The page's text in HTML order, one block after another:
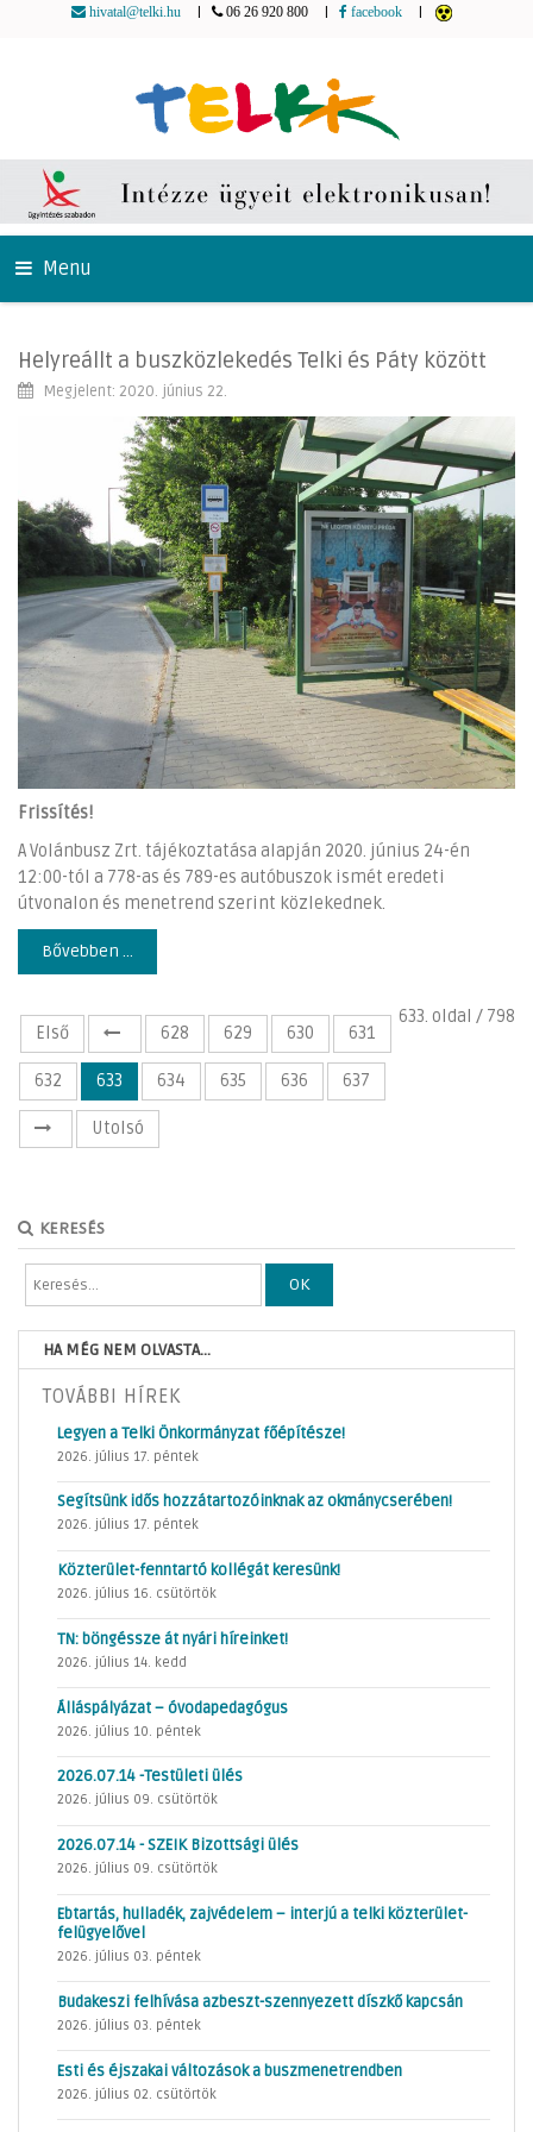
hivatal@telki.hu 06 26 920 800 facebook
Menu
Helyreállt a buszközlekedés Telki és Páty között
Megjelent: 2020. június 22.
Frissítés!
A Volánbusz Zrt. tájékoztatása alapján 2020. június 24-én
12:00-tól a 778-as és 789-es autóbuszok ismét eredeti
útvonalon és menetrend szerint közlekednek.
Bővebben ...
633. oldal / 798
Első
628 629 630 631
632 633 634 635 636 637
Utolsó
KERESÉS
OK
HA MÉG NEM OLVASTA...
TOVÁBBI HÍREK
Legyen a Telki Önkormányzat főépítésze!
2026. július 17. péntek
Segítsünk idős hozzátartozóinknak az okmánycserében!
2026. július 17. péntek
Közterület-fenntartó kollégát keresünk!
2026. július 16. csütörtök
TN: böngéssze át nyári híreinket!
2026. július 14. kedd
Álláspályázat – óvodapedagógus
2026. július 10. péntek
2026.07.14 -Testületi ülés
2026. július 09. csütörtök
2026.07.14 - SZEIK Bizottsági ülés
2026. július 09. csütörtök
Ebtartás, hulladék, zajvédelem – interjú a telki közterület-
felügyelővel
2026. július 03. péntek
Budakeszi felhívása azbeszt-szennyezett díszkő kapcsán
2026. július 03. péntek
Esti és éjszakai változások a buszmenetrendben
2026. július 02. csütörtök